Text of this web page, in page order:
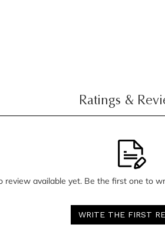
Ratings &
review available yet. Be the first one to
WRITE THE FIRST